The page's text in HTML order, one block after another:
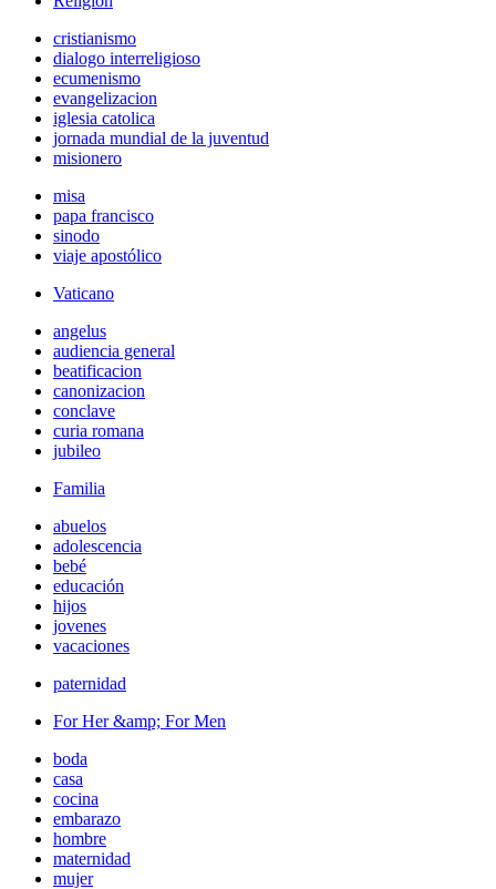
cristianismo
dialogo interreligioso
ecumenismo
evangelizacion
iglesia catolica
jornada mundial de la juventud
misionero
misa
papa francisco
sinodo
viaje apostólico
Vaticano
angelus
audiencia general
beatificacion
canonizacion
conclave
curia romana
jubileo
Familia
abuelos
adolescencia
bebé
educación
hijos
jovenes
vacaciones
paternidad
For Her &amp; For Men
boda
casa
cocina
embarazo
hombre
maternidad
mujer